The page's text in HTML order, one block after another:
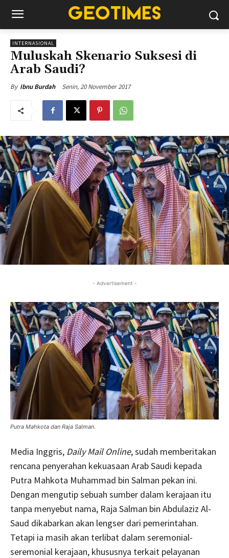
INTERNASIONAL
Muluskah Skenario Suksesi di
Arab Saudi?
By Ibnu Burdah Senin, 20 November 2017
- Advertisement -
Putra Mahkota dan Raja Salman.
Media Inggris, Daily Mail Online, sudah memberitakan
rencana penyerahan kekuasaan Arab Saudi kepada
Putra Mahkota Muhammad bin Salman pekan ini.
Dengan mengutip sebuah sumber dalam kerajaan itu
tanpa menyebut nama, Raja Salman bin Abdulaziz Al-
Saud dikabarkan akan lengser dari pemerintahan.
Tetapi ia masih akan terlibat dalam seremonial-
seremonial kerajaan, khususnya terkait pelayanan